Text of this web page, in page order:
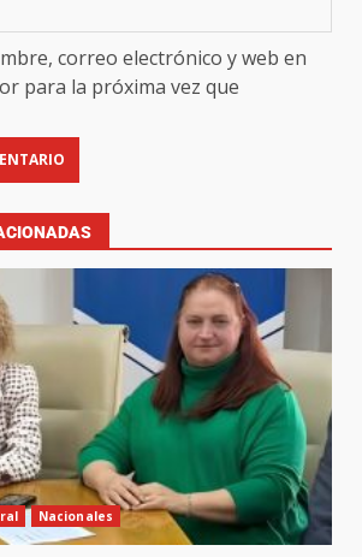
correo electrónico y web en
para la próxima vez que
Nacionales